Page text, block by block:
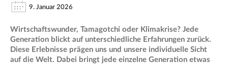
9. Januar 2026
Wirtschaftswunder, Tamagotchi oder Klimakrise? Jede
Generation blickt auf unterschiedliche Erfahrungen zurück.
Diese Erlebnisse prägen uns und unsere individuelle Sicht
auf die Welt. Dabei bringt jede einzelne Generation etwas